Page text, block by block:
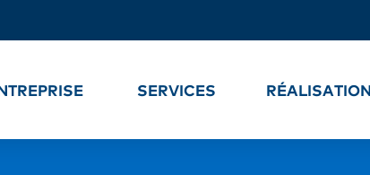
SERVICES